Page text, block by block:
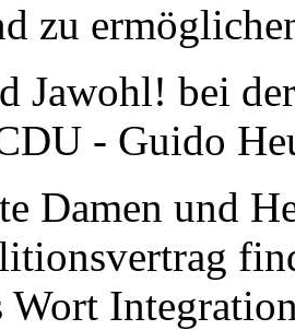
zu
Jawohl! bei
- Guido
Damen und
Wort